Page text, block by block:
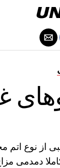
از نوع اتم
دمدمی